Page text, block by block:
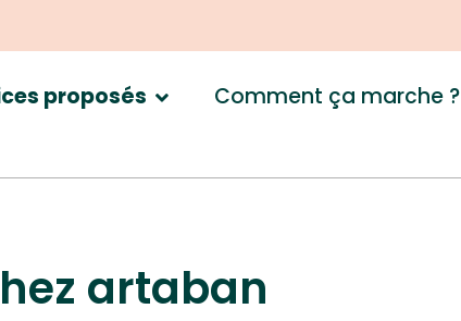
proposés Comment ça marche ?
artaban